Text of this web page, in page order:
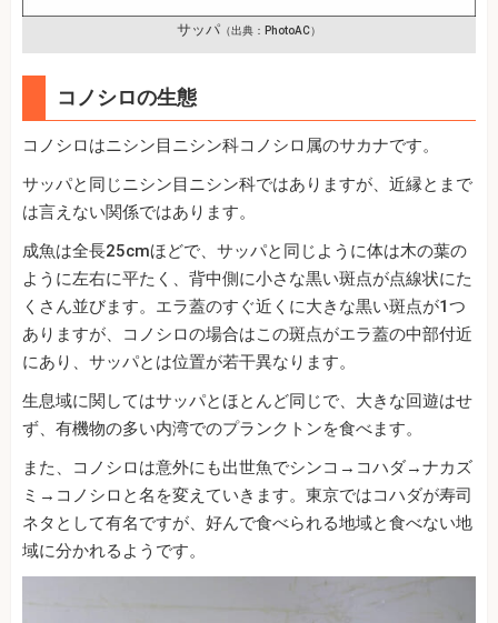
サッパ （出典：PhotoAC）
コノシロの生態
コノシロはニシン目ニシン科コノシロ属のサカナです。
サッパと同じニシン目ニシン科ではありますが、近縁とまで
は言えない関係ではあります。
成魚は全長25cmほどで、サッパと同じように体は木の葉の
ように左右に平たく、背中側に小さな黒い斑点が点線状にた
くさん並びます。エラ蓋のすぐ近くに大きな黒い斑点が1つ
ありますが、コノシロの場合はこの斑点がエラ蓋の中部付近
にあり、サッパとは位置が若干異なります。
生息域に関してはサッパとほとんど同じで、大きな回遊はせ
ず、有機物の多い内湾でのプランクトンを食べます。
また、コノシロは意外にも出世魚でシンコ→コハダ→ナカズ
ミ→コノシロと名を変えていきます。東京ではコハダが寿司
ネタとして有名ですが、好んで食べられる地域と食べない地
域に分かれるようです。